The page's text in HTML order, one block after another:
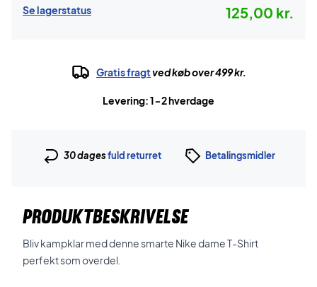
Se lagerstatus
125,00 kr.
Gratis fragtved køb over 499 kr.
Levering: 1-2 hverdage
30 dagesfuld returret Betalingsmidler
PRODUKTBESKRIVELSE
Bliv kampklar med denne smarte Nike dame T-Shirt
perfekt som overdel.